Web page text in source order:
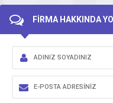
FİRMA HAKKINDA